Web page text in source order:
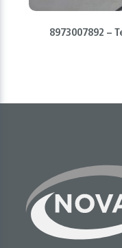
8973007892 –